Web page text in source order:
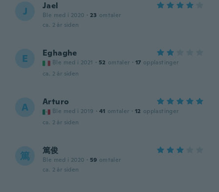
J Jael
Ble med i 2020 · 23 omtaler
ca. 2 år siden
E Eghaghe
Ble med i 2021 · 52 omtaler · 17 opplastinger
ca. 2 år siden
A Arturo
Ble med i 2019 · 41 omtaler · 12 opplastinger
ca. 2 år siden
篤 篤俊
Ble med i 2020 · 59 omtaler
ca. 2 år siden